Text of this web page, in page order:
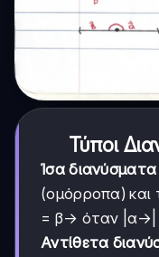
Τύποι
Ίσα διανύσματα
(ομόρροπα) και
= β→ όταν
Αντίθετα